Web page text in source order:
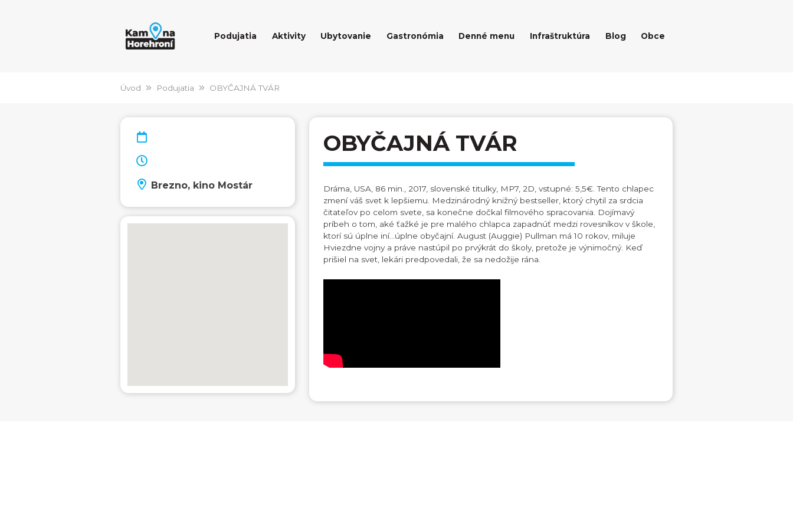
Podujatia Aktivity Ubytovanie Gastronómia Denné menu Infraštruktúra Blog Obce
Úvod Podujatia OBYČAJNÁ TVÁR
Brezno, kino Mostár
OBYČAJNÁ TVÁR
Dráma, USA, 86 min., 2017, slovenské titulky, MP7, 2D, vstupné: 5,5€. Tento chlapec
zmení váš svet k lepšiemu. Medzinárodný knižný bestseller, ktorý chytil za srdcia
čitateľov po celom svete, sa konečne dočkal filmového spracovania. Dojímavý
príbeh o tom, aké ťažké je pre malého chlapca zapadnúť medzi rovesníkov v škole,
ktorí sú úplne iní...úplne obyčajní. August (Auggie) Pullman má 10 rokov, miluje
Hviezdne vojny a práve nastúpil po prvýkrát do školy, pretože je výnimočný. Keď
prišiel na svet, lekári predpovedali, že sa nedožije rána.